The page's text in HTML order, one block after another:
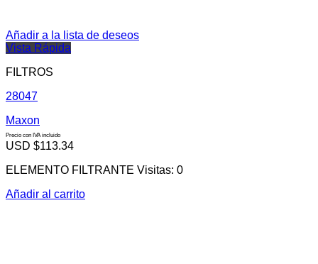
Añadir a la lista de deseos
Vista Rápida
FILTROS
28047
Maxon
Precio con IVA incluido
USD $113.34
ELEMENTO FILTRANTE Visitas: 0
Añadir al carrito